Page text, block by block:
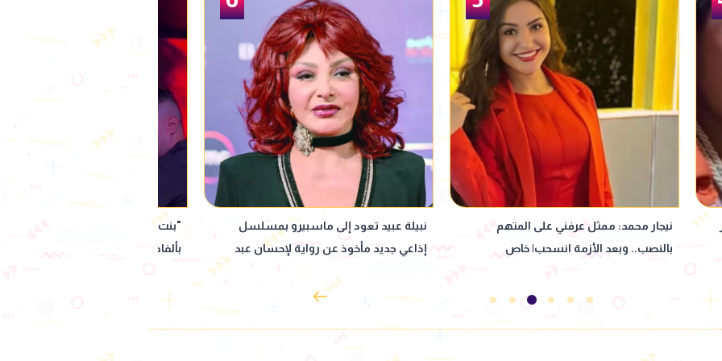
نبيلة عبيد تعود إلى ماسبيرو بمسلسل
إذاعي جديد مأخوذ عن رواية لإحسان عبد
"بنت كـ ـلب وخاينة".. حمو بيكا يثير الجدل
بألفاظ خارجة على المسرح
"سمعني صوتك".. تعاون جديد بين
الشافعي ويونس مرسي